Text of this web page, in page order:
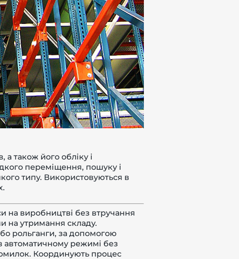
а також його обліку і
переміщення, пошуку і
типу. Використовуються в
на виробництві без втручання
на утримання складу.
рольганги, за допомогою
автоматичному режимі без
Координують процес